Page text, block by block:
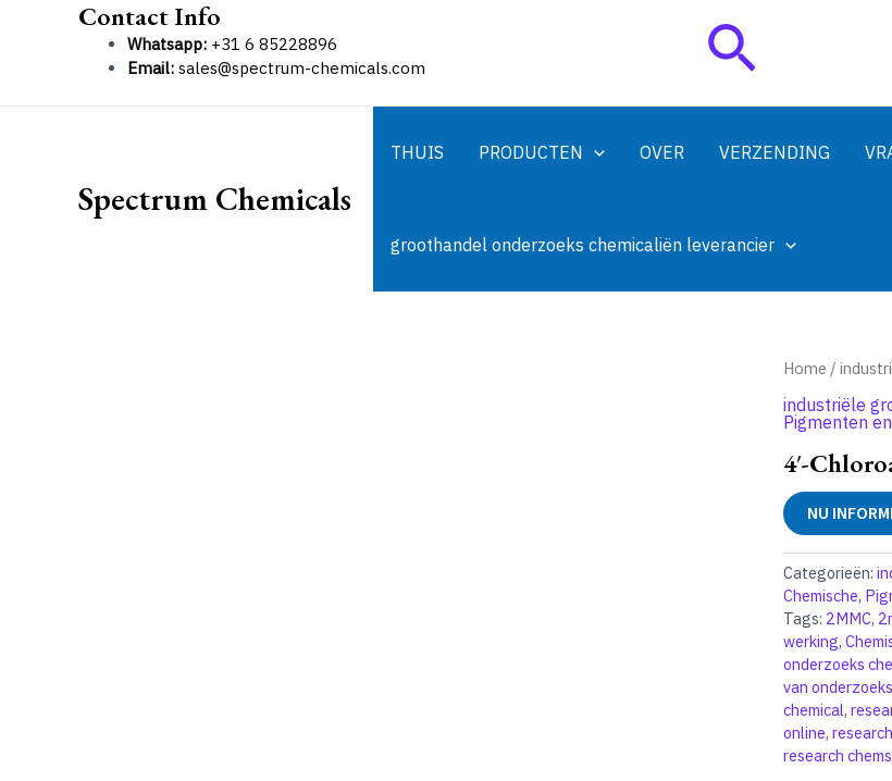
Contact Info
Whatsapp: +31 6 85228896
Email: sales@spectrum-chemicals.com Zoeken
Spectrum Chemicals
THUIS PRODUCTEN OVER VERZENDING
groothandel onderzoeks chemicaliën leverancier
Home /
industriële
Pigmenten
4′-
NU
Categorieën:
Chemische,
Tags: 2MMC,
werking,
onderzoeks
van
chemical,
online,
research chems